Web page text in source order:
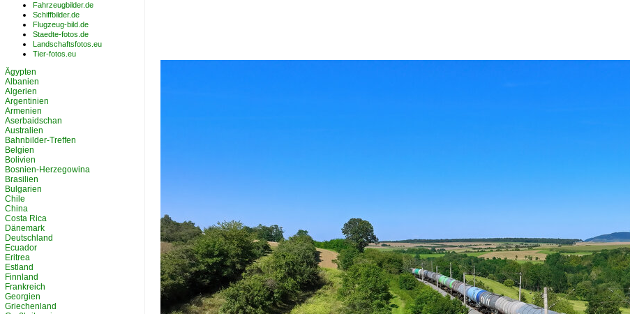
Fahrzeugbilder.de
Schiffbilder.de
Flugzeug-bild.de
Staedte-fotos.de
Landschaftsfotos.eu
Tier-fotos.eu
Ägypten
Albanien
Algerien
Argentinien
Armenien
Aserbaidschan
Australien
Bahnbilder-Treffen
Belgien
Bolivien
Bosnien-Herzegowina
Brasilien
Bulgarien
Chile
China
Costa Rica
Dänemark
Deutschland
Ecuador
Eritrea
Estland
Finnland
Frankreich
Georgien
Griechenland